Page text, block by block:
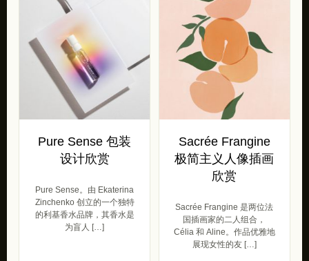
Pure Sense 包装
设计欣赏
Pure Sense。由 Ekaterina
Zinchenko 创立的一个独特
的利基香水品牌，其香水是
为盲人 […]
Sacrée Frangine
极简主义人像插画
欣赏
Sacrée Frangine 是两位法
国插画家的二人组合，
Célia 和 Aline。作品优雅地
展现女性的友 […]